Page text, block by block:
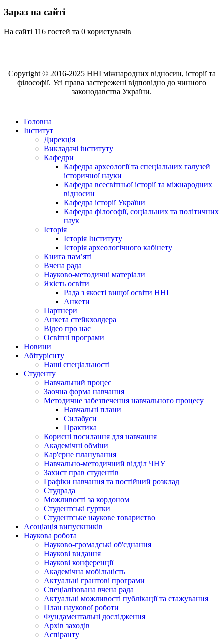
Зараз на сайті
На сайті 116 гостей та 0 користувачів
Copyright © 2016-2025 ННІ міжнародних відносин, історії та
філософії. Усі права застережені відповідно до чинного
законодавства України.
Головна
Інститут
Дирекція
Викладачі інституту
Кафедри
Кафедра археології та спеціальних галузей
історичної науки
Кафедра всесвітньої історії та міжнародних
відносин
Кафедра історії України
Кафедра філософії, соціальних та політичних
наук
Історія
Історія Інституту
Історія археологічного кабінету
Книга памʼяті
Вчена рада
Науково-методичні матеріали
Якість освіти
Рада з якості вищої освіти ННІ
Анкети
Партнери
Анкета стейкхолдера
Відео про нас
Освітні програми
Hовини
Абітурієнту
Наші спеціальності
Студенту
Навчальний процес
Заочна форма навчання
Методичне забезпечення навчального процесу
Навчальні плани
Силабуси
Практика
Корисні посилання для навчання
Академічні обміни
Кар'єрне планування
Навчально-методичний відділ ЧНУ
Захист прав студентів
Графіки навчання та постійний розклад
Студрада
Можливості за кордоном
Студентські гуртки
Студентське наукове товариство
Асоціація випускників
Наукова робота
Науково-громадські об'єднання
Наукові видання
Наукові конференції
Академічна мобільність
Актуальні грантові програми
Спеціалізована вчена рада
Актуальні можливості публікації та стажування
План наукової роботи
Фундаментальні дослідження
Архів заходів
Аспіранту